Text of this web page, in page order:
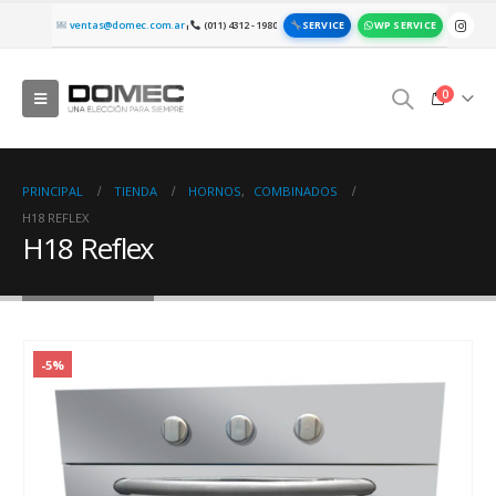
ventas@domec.com.ar| (011) 4312 - 1980 SERVICE WP SERVICE
0
PRINCIPAL TIENDA HORNOS,
COMBINADOS
H18 REFLEX
H18 Reflex
-5%